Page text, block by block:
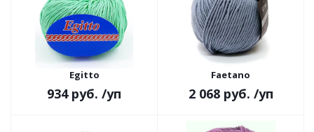
Egitto
934 руб. /уп
Faetano
2 068 руб. /уп